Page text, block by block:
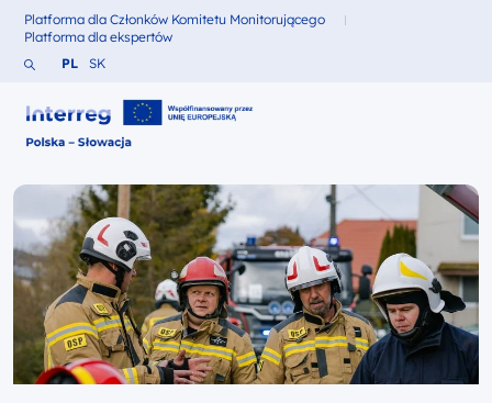
Fundusze dla
Platforma dla Członków Komitetu Monitorującego
Fundusze dla
Platforma dla ekspertów
Szukaj w serwisie
Zmień język na Polski
PL Zmień język na Słowacki
SK